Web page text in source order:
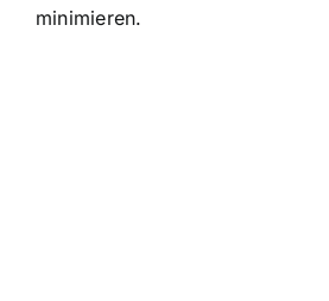
minimieren.